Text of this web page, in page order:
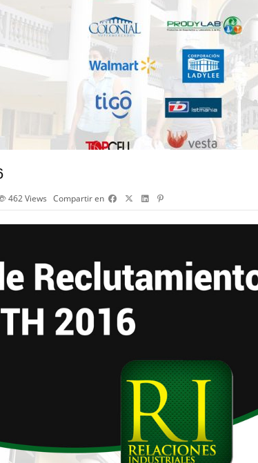
462Views Compartir en